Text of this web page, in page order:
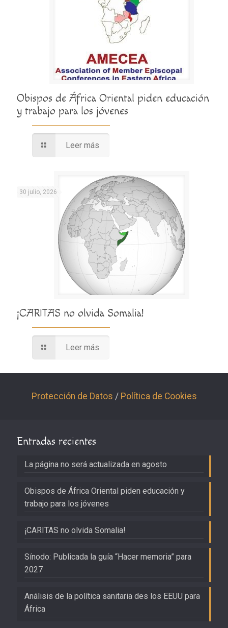
Obispos de África Oriental piden educación
y trabajo para los jóvenes
Leer más
30 julio, 2026
¡CARITAS no olvida Somalia!
Leer más
Protección de Datos / Política de Cookies
Entradas recientes
La página no será actualizada en agosto
Obispos de África Oriental piden educación y
trabajo para los jóvenes
¡CARITAS no olvida Somalia!
Sínodo: Publicada la guía “Hacer memoria” para
2027
Análisis de la política sanitaria des los EEUU para
África